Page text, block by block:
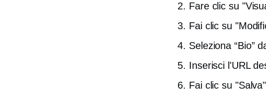
Fare clic su
Fai clic su
Seleziona “Bio”
Inserisci l'URL
Fai clic su